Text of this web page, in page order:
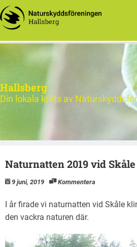
Hallsberg
Din lokala krets av
Naturnatten 2019 vid Skåle
9 juni, 2019 Kommentera
I år firade vi naturnatten vid Skåle
den vackra naturen där.